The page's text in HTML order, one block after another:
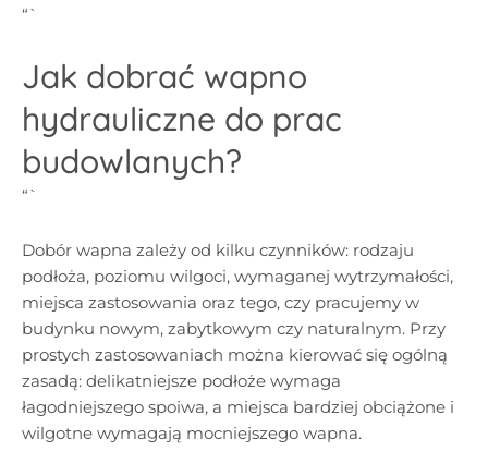
“`
Jak dobrać wapno
hydrauliczne do prac
budowlanych?
“`
Dobór wapna zależy od kilku czynników: rodzaju
podłoża, poziomu wilgoci, wymaganej wytrzymałości,
miejsca zastosowania oraz tego, czy pracujemy w
budynku nowym, zabytkowym czy naturalnym. Przy
prostych zastosowaniach można kierować się ogólną
zasadą: delikatniejsze podłoże wymaga
łagodniejszego spoiwa, a miejsca bardziej obciążone i
wilgotne wymagają mocniejszego wapna.